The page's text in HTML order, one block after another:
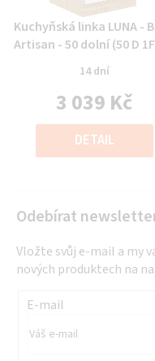
Průměrné
hodnocení
produktu
je
0,0
z
5
Kuchyňská linka LUNA -
Artisan - 50 dolní (50 D
14 dní
3 039 Kč
Měrná
cena:
DETAIL
Odebírat
Vložte svůj e-mail a my
nových produktech na
E-mail